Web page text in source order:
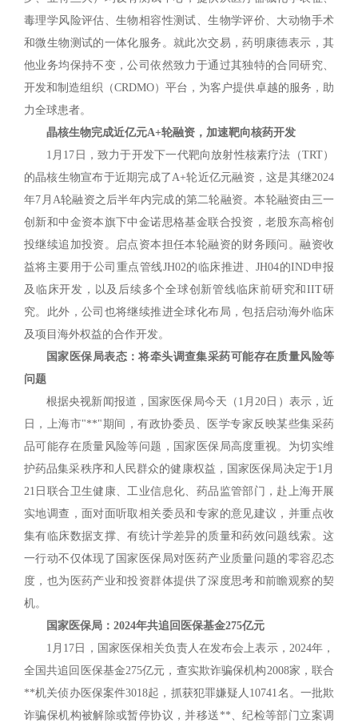
毒理学风险评估、生物相容性测试、生物学评价、大动物手术
和微生物测试的一体化服务。就此次交易，药明康德表示，其
他业务均保持不变，公司依然致力于通过其独特的合同研究、
开发和制造组织（CRDMO）平台，为客户提供卓越的服务，助
力全球患者。
晶核生物完成近亿元A+轮融资，加速靶向核药开发
1月17日，致力于开发下一代靶向放射性核素疗法（TRT）
的晶核生物宣布于近期完成了A+轮近亿元融资，这是其继2024
年7月A轮融资之后半年内完成的第二轮融资。本轮融资由三一
创新和中金资本旗下中金诺思格基金联合投资，老股东高榕创
投继续追加投资。启点资本担任本轮融资的财务顾问。融资收
益将主要用于公司重点管线JH02的临床推进、JH04的IND申报
及临床开发，以及后续多个全球创新管线临床前研究和IIT研
究。此外，公司也将继续推进全球化布局，包括启动海外临床
及项目海外权益的合作开发。
国家医保局表态：将牵头调查集采药可能存在质量风险等
问题
根据央视新闻报道，国家医保局今天（1月20日）表示，近
日，上海市"**"期间，有政协委员、医学专家反映某些集采药
品可能存在质量风险等问题，国家医保局高度重视。为切实维
护药品集采秩序和人民群众的健康权益，国家医保局决定于1月
21日联合卫生健康、工业信息化、药品监管部门，赴上海开展
实地调查，面对面听取相关委员和专家的意见建议，并重点收
集有临床数据支撑、有统计学差异的质量和药效问题线索。这
一行动不仅体现了国家医保局对医药产业质量问题的零容忍态
度，也为医药产业和投资群体提供了深度思考和前瞻观察的契
机。
国家医保局：2024年共追回医保基金275亿元
1月17日，国家医保相关负责人在发布会上表示，2024年，
全国共追回医保基金275亿元，查实欺诈骗保机构2008家，联合
**机关侦办医保案件3018起，抓获犯罪嫌疑人10741名。一批欺
诈骗保机构被解除或暂停协议，并移送**、纪检等部门立案调